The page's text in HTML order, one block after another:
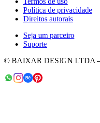
Política de privacidade
Direitos autorais
Seja um parceiro
Suporte
© BAIXAR DESIGN LTDA